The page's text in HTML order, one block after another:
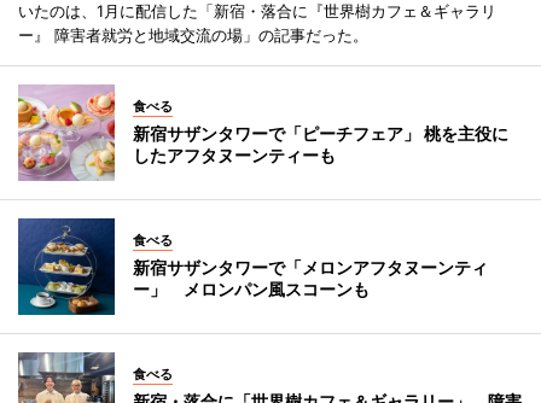
いたのは、1月に配信した「新宿・落合に『世界樹カフェ＆ギャラリ
ー』 障害者就労と地域交流の場」の記事だった。
食べる
新宿サザンタワーで「ピーチフェア」 桃を主役に
したアフタヌーンティーも
食べる
新宿サザンタワーで「メロンアフタヌーンティ
ー」 メロンパン風スコーンも
食べる